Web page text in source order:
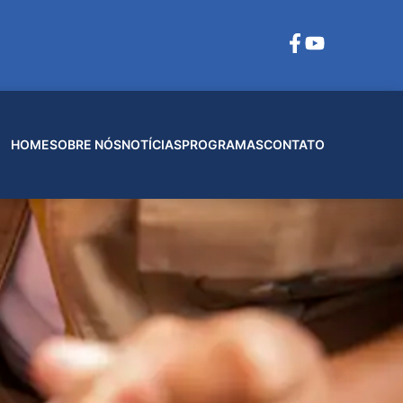
HOMESOBRE NÓSNOTÍCIASPROGRAMASCONTATO